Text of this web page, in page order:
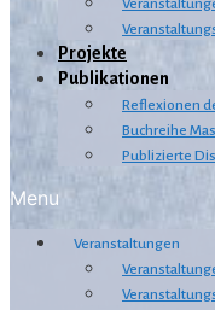
Projekte
Publikationen
Reflexionen
Buchreihe
Publizierte
Menu
Veranstaltungen